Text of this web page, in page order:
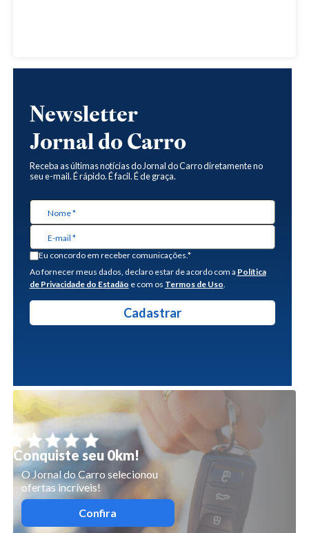
Newsletter
Jornal do Carro
Receba as últimas notícias do Jornal do Carro diretamente no
seu e-mail. É rápido. É facil. É de graça.
Eu concordo em receber comunicações.*
Ao fornecer meus dados, declaro estar de acordo com a Política
de Privacidade do Estadão e com os Termos de Uso.
Conquiste seu 0km!
O Jornal do Carro selecionou
ofertas incríveis!
Confira